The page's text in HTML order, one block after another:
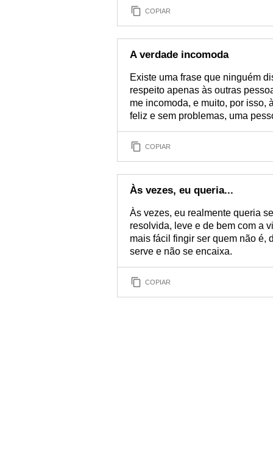
COPIAR
A verdade incomoda
Existe uma frase que ninguém
respeito apenas às outras
me incomoda, e muito, por isso,
feliz e sem problemas, uma
COPIAR
Às vezes, eu queria...
Às vezes, eu realmente queria
resolvida, leve e de bem com a
mais fácil fingir ser quem não é,
serve e não se encaixa.
COPIAR